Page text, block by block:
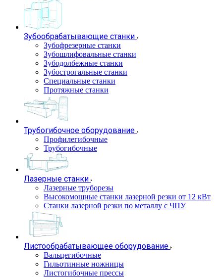
Зубообрабатывающие станки
Зубофрезерные станки
Зубошлифовальные станки
Зубодолбежные станки
Зубострогальные станки
Специальные станки
Протяжные станки
Трубогибочное оборудование
Профилегибочные
Трубогибочные
Лазерные станки
Лазерные труборезы
Высокомощные станки лазерной резки от 12 кВт
Станки лазерной резки по металлу с ЧПУ
Листообрабатывающее оборудование
Вальцегибочные
Гильотинные ножницы
Листогибочные прессы